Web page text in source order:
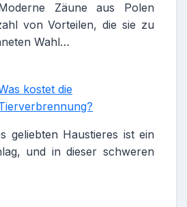
Zäune aus Polen
von Vorteilen, die sie zu
Wahl…
kostet die
geliebten Haustieres ist ein
und in dieser schweren